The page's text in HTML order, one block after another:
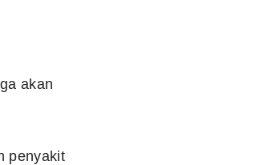
akan
penyakit